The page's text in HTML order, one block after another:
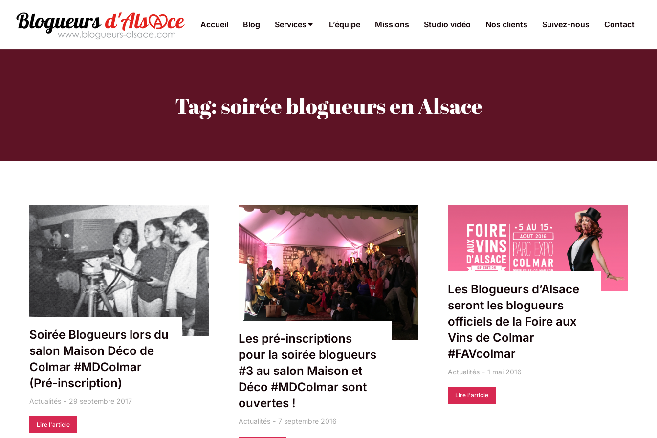
Accueil Blog Services L’équipe Missions Studio vidéo Nos clients Suivez-nous Contact
Tag: soirée blogueurs en Alsace
Soirée Blogueurs lors du
salon Maison Déco de
Colmar #MDColmar
(Pré-inscription)
Actualités 29 septembre 2017
Lire l'article
Les pré-inscriptions
pour la soirée blogueurs
#3 au salon Maison et
Déco #MDColmar sont
ouvertes !
Actualités 7 septembre 2016
Les Blogueurs d’Alsace
seront les blogueurs
officiels de la Foire aux
Vins de Colmar
#FAVcolmar
Actualités 1 mai 2016
Lire l'article